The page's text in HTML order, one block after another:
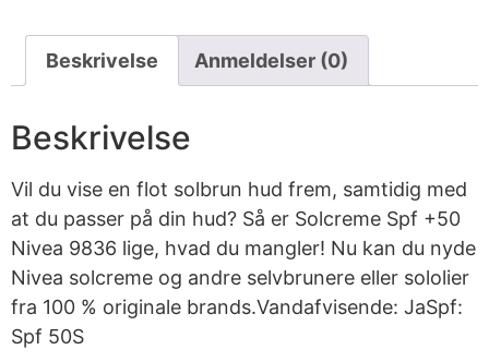
Beskrivelse Anmeldelser (0)
Beskrivelse
Vil du vise en flot solbrun hud frem, samtidig med
at du passer på din hud? Så er Solcreme Spf +50
Nivea 9836 lige, hvad du mangler! Nu kan du nyde
Nivea solcreme og andre selvbrunere eller sololier
fra 100 % originale brands.Vandafvisende: JaSpf:
Spf 50S